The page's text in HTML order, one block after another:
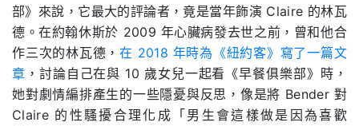
部》來說，它最大的評論者，竟是當年飾演 Claire 的林瓦
德。在約翰休斯於 2009 年心臟病發去世之前，曾和他合
作三次的林瓦德，在 2018 年時為《紐約客》寫了一篇文
章 ，討論自己在與 10 歲女兒一起看《早餐俱樂部》時，
她對劇情編排產生的一些隱憂與反思，像是將 Bender 對
Claire 的性騷擾合理化成「男生會這樣做是因為喜歡